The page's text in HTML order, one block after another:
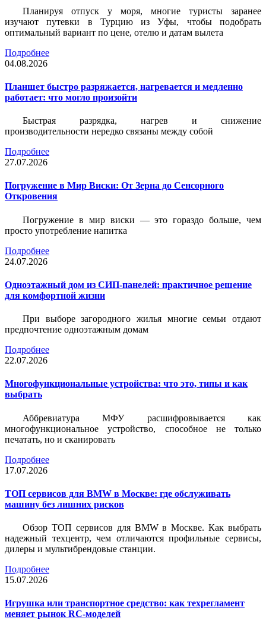
Планируя отпуск у моря, многие туристы заранее
изучают путевки в Турцию из Уфы, чтобы подобрать
оптимальный вариант по цене, отелю и датам вылета
Подробнее
04.08.2026
Планшет быстро разряжается, нагревается и медленно
работает: что могло произойти
Быстрая разрядка, нагрев и снижение
производительности нередко связаны между собой
Подробнее
27.07.2026
Погружение в Мир Виски: От Зерна до Сенсорного
Откровения
Погружение в мир виски — это гораздо больше, чем
просто употребление напитка
Подробнее
24.07.2026
Одноэтажный дом из СИП-панелей: практичное решение
для комфортной жизни
При выборе загородного жилья многие семьи отдают
предпочтение одноэтажным домам
Подробнее
22.07.2026
Многофункциональные устройства: что это, типы и как
выбрать
Аббревиатура МФУ расшифровывается как
многофункциональное устройство, способное не только
печатать, но и сканировать
Подробнее
17.07.2026
ТОП сервисов для BMW в Москве: где обслуживать
машину без лишних рисков
Обзор ТОП сервисов для BMW в Москве. Как выбрать
надежный техцентр, чем отличаются профильные сервисы,
дилеры и мультибрендовые станции.
Подробнее
15.07.2026
Игрушка или транспортное средство: как техрегламент
меняет рынок RC-моделей